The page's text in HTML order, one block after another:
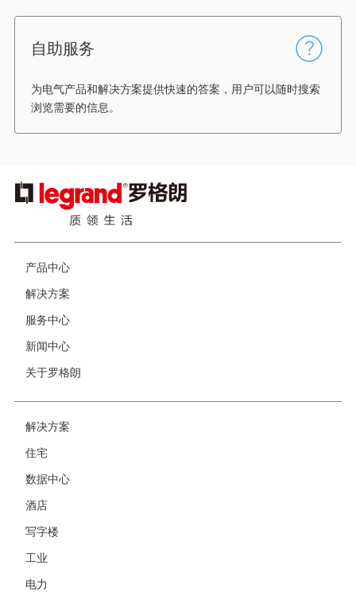
自助服务
为电气产品和解决方案提供快速的答案，用户可以随时搜索
浏览需要的信息。
像
产品中心
解决方案
服务中心
新闻中心
关于罗格朗
友
链
非
页
解决方案
住宅
数据中心
酒店
写字楼
工业
电力